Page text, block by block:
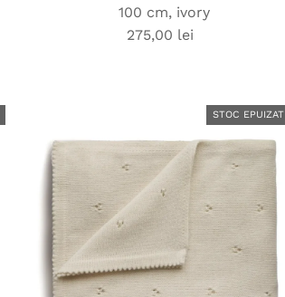
100 cm, ivory
Preț
275,00 lei
STOC EPUIZAT